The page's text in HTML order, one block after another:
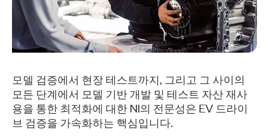
모델 검증에서 현장 테스트까지, 그리고 그 사이의
모든 단계에서 모델 기반 개발 및 테스트 자산 재사
용을 통한 최적화에 대한 NI의 전문성은 EV 드라이
브 검증을 가속화하는 핵심입니다.